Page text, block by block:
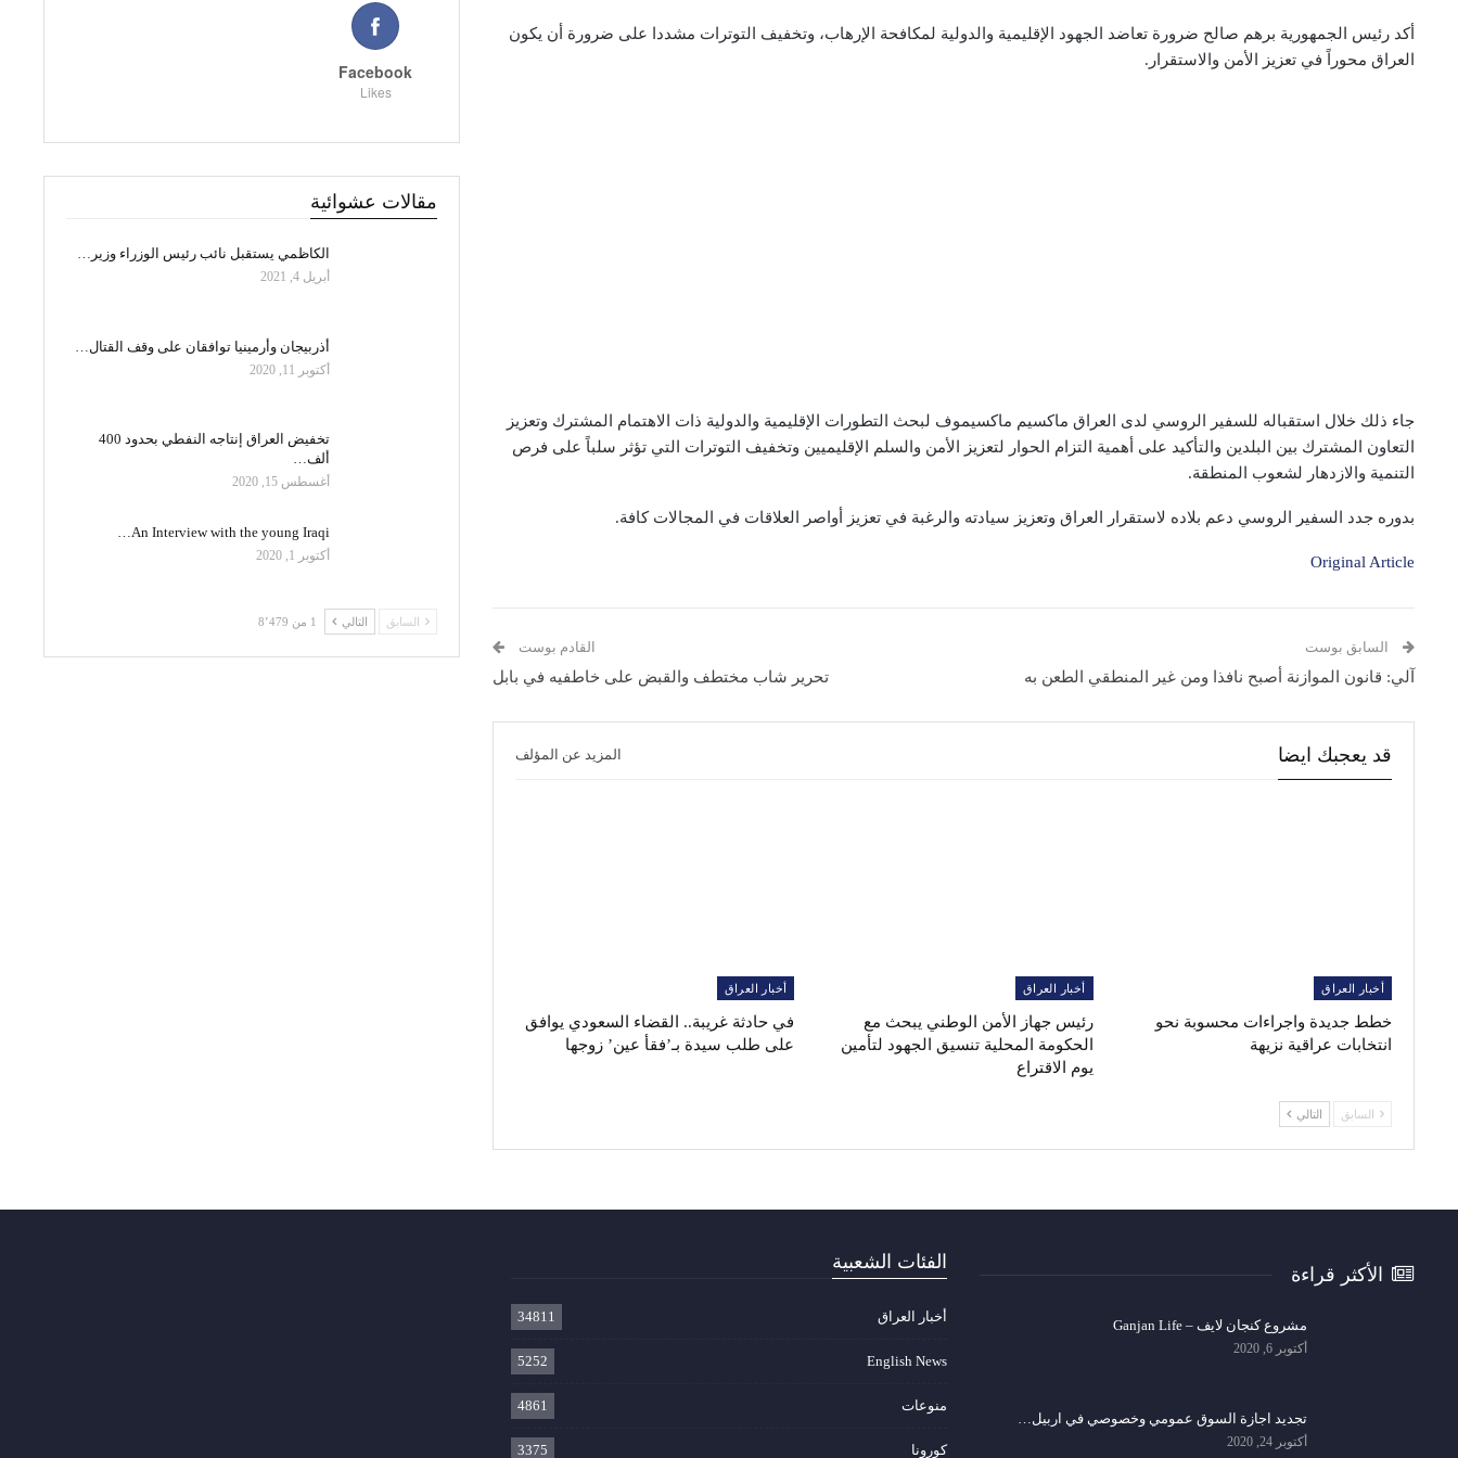
أكد رئيس الجمهورية برهم صالح ضرورة تعاضد الجهود الإقليمية والدولية لمكافحة الإرهاب، وتخفيف التوترات مشددا على ضرورة أن يكون
العراق محوراً في تعزيز الأمن والاستقرار.
جاء ذلك خلال استقباله للسفير الروسي لدى العراق ماكسيم ماكسيموف لبحث التطورات الإقليمية والدولية ذات الاهتمام المشترك وتعزيز
التعاون المشترك بين البلدين والتأكيد على أهمية التزام الحوار لتعزيز الأمن والسلم الإقليميين وتخفيف التوترات التي تؤثر سلباً على فرص
التنمية والازدهار لشعوب المنطقة.
بدوره جدد السفير الروسي دعم بلاده لاستقرار العراق وتعزيز سيادته والرغبة في تعزيز أواصر العلاقات في المجالات كافة.
Original Article
السابق بوست
آلي: قانون الموازنة أصبح نافذا ومن غير المنطقي الطعن به
القادم بوست
تحرير شاب مختطف والقبض على خاطفيه في بابل
قد يعجبك ايضا المزيد عن المؤلف
أخبار العراق
خطط جديدة واجراءات محسوبة نحو
انتخابات عراقية نزيهة
أخبار العراق
رئيس جهاز الأمن الوطني يبحث مع
الحكومة المحلية تنسيق الجهود لتأمين
يوم الاقتراع
أخبار العراق
في حادثة غريبة.. القضاء السعودي يوافق
على طلب سيدة بـ’فقأ عين’ زوجها
السابق التالي
Facebook
Likes
مقالات عشوائية
الكاظمي يستقبل نائب رئيس الوزراء وزير…
أبريل 4, 2021
أذربيجان وأرمينيا توافقان على وقف القتال…
أكتوبر 11, 2020
تخفيض العراق إنتاجه النفطي بحدود 400
ألف…
أغسطس 15, 2020
An Interview with the young Iraqi…
أكتوبر 1, 2020
السابق التالي 1 من 8٬479
الأكثر قراءة
مشروع كنجان لايف – Ganjan Life
أكتوبر 6, 2020
تجديد اجازة السوق عمومي وخصوصي في اربيل…
أكتوبر 24, 2020
الفئات الشعبية
أخبار العراق 34811
English News
5252
منوعات 4861
كورونا 3375